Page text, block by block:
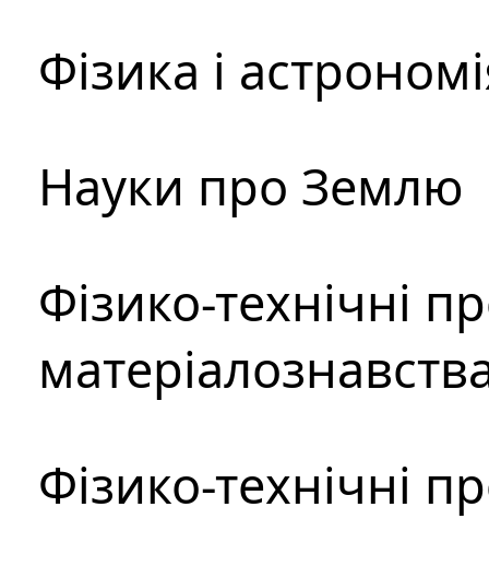
Фізика і
Науки про Землю
Фізико-технічні
Фізико-технічні